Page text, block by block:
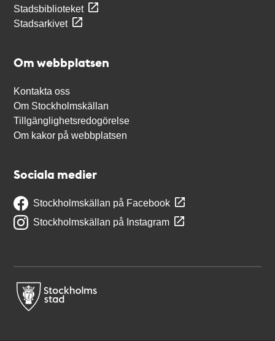
Stadsbiblioteket
Stadsarkivet
Om webbplatsen
Kontakta oss
Om Stockholmskällan
Tillgänglighetsredogörelse
Om kakor på webbplatsen
Sociala medier
Stockholmskällan på Facebook
Stockholmskällan på Instagram